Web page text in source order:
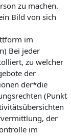
zu machen.
Bild von sich
im
Bei jeder
zu welcher
der
der*die
(Punkt
der
im